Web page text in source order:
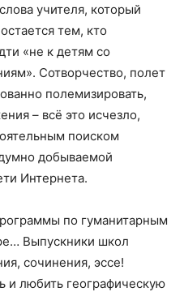
учителя, который
тем, кто
«не к детям со
Сотворчество, полет
полемизировать,
– всё это исчезло,
поиском
добываемой
Интернета.
по гуманитарным
Выпускники школ
сочинения, эссе!
и любить географическую